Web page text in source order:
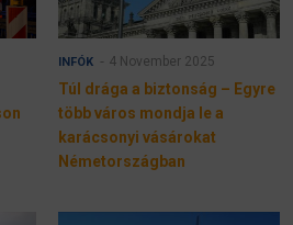
INFÓK 4 November 2025
Túl drága a biztonság – Egyre
több város mondja le a
karácsonyi vásárokat
Németországban